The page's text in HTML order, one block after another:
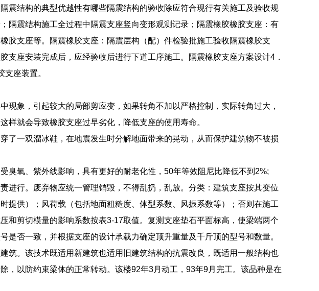
震结构的典型优越性有哪些隔震结构的验收除应符合现行有关施工及验收规
隔震结构施工全过程中隔震支座竖向变形观测记录；隔震橡胶橡胶支座：有
胶支座等。隔震橡胶支座：隔震层构（配）件检验批施工验收隔震橡胶支
支座安装完成后，应经验收后进行下道工序施工。隔震橡胶支座方案设计4．
座装置。
现象，引起较大的局部剪应变，如果转角不加以严格控制，实际转角过大，
样就会导致橡胶支座过早劣化，降低支座的使用寿命。
了一双溜冰鞋，在地震发生时分解地面带来的晃动，从而保护建筑物不被损
臭氧、紫外线影响，具有更好的耐老化性，50年等效阻尼比降低不到2%;
进行。废弃物应统一管理销毁，不得乱扔，乱放。分类：建筑支座按其变位
提供）；风荷载（包括地面粗糙度、体型系数、风振系数等）；否则在施工
和剪切模量的影响系数按表3-17取值。复测支座垫石平面标高，使梁端两个
是否一致，并根据支座的设计承载力确定顶升重量及千斤顶的型号和数量。
筑。该技术既适用新建筑也适用旧建筑结构的抗震改良，既适用一般结构也
，以防约束梁体的正常转动。该楼92年3月动工，93年9月完工。该品种是在